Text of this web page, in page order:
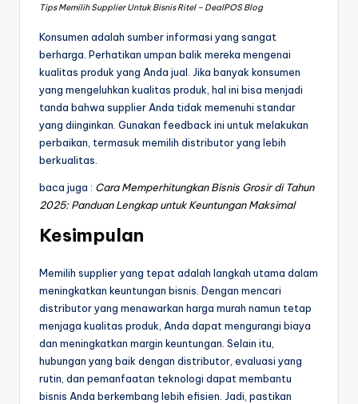
Tips Memilih Supplier Untuk Bisnis Ritel – DealPOS Blog
Konsumen adalah sumber informasi yang sangat
berharga. Perhatikan umpan balik mereka mengenai
kualitas produk yang Anda jual. Jika banyak konsumen
yang mengeluhkan kualitas produk, hal ini bisa menjadi
tanda bahwa supplier Anda tidak memenuhi standar
yang diinginkan. Gunakan feedback ini untuk melakukan
perbaikan, termasuk memilih distributor yang lebih
berkualitas.
baca juga : Cara Memperhitungkan Bisnis Grosir di Tahun
2025: Panduan Lengkap untuk Keuntungan Maksimal
Kesimpulan
Memilih supplier yang tepat adalah langkah utama dalam
meningkatkan keuntungan bisnis. Dengan mencari
distributor yang menawarkan harga murah namun tetap
menjaga kualitas produk, Anda dapat mengurangi biaya
dan meningkatkan margin keuntungan. Selain itu,
hubungan yang baik dengan distributor, evaluasi yang
rutin, dan pemanfaatan teknologi dapat membantu
bisnis Anda berkembang lebih efisien. Jadi, pastikan